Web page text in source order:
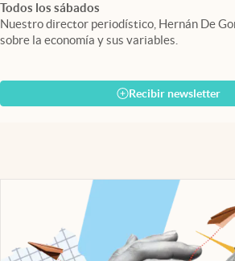
Todos los sábados
Nuestro director periodístico, Hernán De
sobre la economía y sus variables.
Recibir newsletter